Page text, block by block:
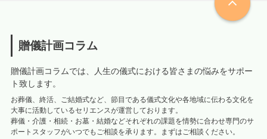
贈儀計画コラム
贈儀計画コラムでは、人生の儀式における皆さまの悩みをサポー
ト致します。
お葬儀、終活、ご結婚式など、節目である儀式文化や各地域に伝わる文化を
大事に活動しているセリエンスが運営しております。
葬儀・介護・相続・お墓・結婚などそれぞれの課題を情勢に合わせ専門のサ
ポートスタッフがいつでもご相談を承ります。まずはご相談ください。